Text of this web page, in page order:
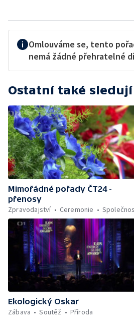
Omlouváme se, tento
nemá žádné přehratelné
Ostatní také sledují
Mimořádné pořady ČT24 -
přenosy
Zpravodajství
Ceremonie
Ekologický Oskar
Zábava
Soutěž Příroda